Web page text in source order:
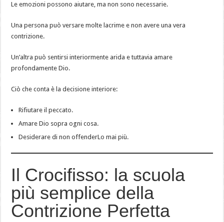
Le emozioni possono aiutare, ma non sono necessarie.
Una persona può versare molte lacrime e non avere una vera
contrizione.
Un’altra può sentirsi interiormente arida e tuttavia amare
profondamente Dio.
Ciò che conta è la decisione interiore:
Rifiutare il peccato.
Amare Dio sopra ogni cosa.
Desiderare di non offenderLo mai più.
Il Crocifisso: la scuola
più semplice della
Contrizione Perfetta